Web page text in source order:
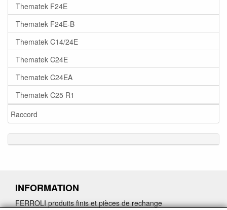
Thematek F24E
Thematek F24E-B
Thematek C14/24E
Thematek C24E
Thematek C24EA
Thematek C25 R1
Raccord
INFORMATION
FERROLI produits finis et pièces de rechange